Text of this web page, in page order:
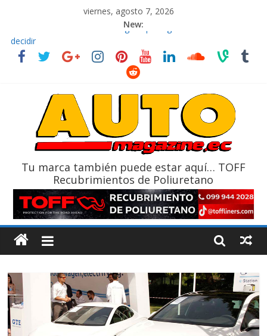
viernes, agosto 7, 2026
New:
El costo de tener un vehículo gana protagonismo a la hora de
decidir
Ultima película ‘Spider‑Man: Brand New Day’ pone en escena a
La Vuelta al Ecuador 2026, edición 47ª, recorre 7 provincias en 8
La FEDAK recibe 12 Sinotruk Bolden para cubrir las rutas de La
Tu marca también puede estar aquí… TOFF
Recubrimientos de Poliuretano